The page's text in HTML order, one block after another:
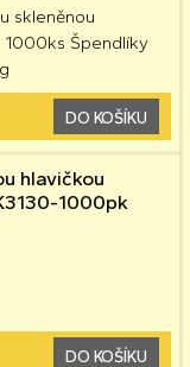
skleněnou
Špendlíky
DO KOŠÍKU
hlavičkou
1000pk
DO KOŠÍKU